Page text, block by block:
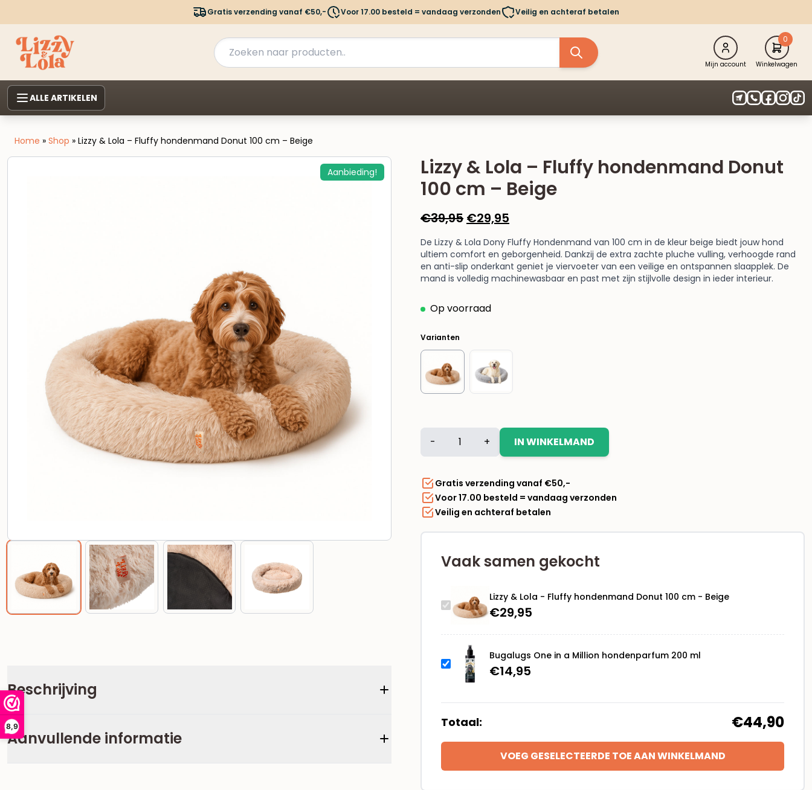
8,9
Gratis verzending vanaf €50,- Voor 17.00 besteld = vandaag verzonden Veilig en achteraf betalen
Mijn account
0
Winkelwagen
ALLE ARTIKELEN
Home » Shop » Lizzy & Lola – Fluffy hondenmand Donut 100 cm – Beige
Aanbieding!
Beschrijving
Aanvullende informatie
Lizzy & Lola – Fluffy hondenmand Donut
100 cm – Beige
€39,95 Oorspronkelijke
prijs
was:
€39,95.
€29,95
prijs
is:
€29,95.
De Lizzy & Lola Dony Fluffy Hondenmand van 100 cm in de kleur beige biedt jouw hond
ultiem comfort en geborgenheid. Dankzij de extra zachte pluche vulling, verhoogde rand
en anti-slip onderkant geniet je viervoeter van een veilige en ontspannen slaapplek. De
mand is volledig machinewasbaar en past met zijn stijlvolle design in ieder interieur.
Op voorraad
Varianten
-
Fluffy
hondenmand
Donut
100
- + IN WINKELMAND
Gratis verzending vanaf €50,-
Voor 17.00 besteld = vandaag verzonden
Veilig en achteraf betalen
Vaak samen gekocht
Lizzy & Lola - Fluffy hondenmand Donut 100 cm - Beige
€29,95
Bugalugs One in a Million hondenparfum 200 ml
€14,95
Totaal: €44,90
VOEG GESELECTEERDE TOE AAN WINKELMAND